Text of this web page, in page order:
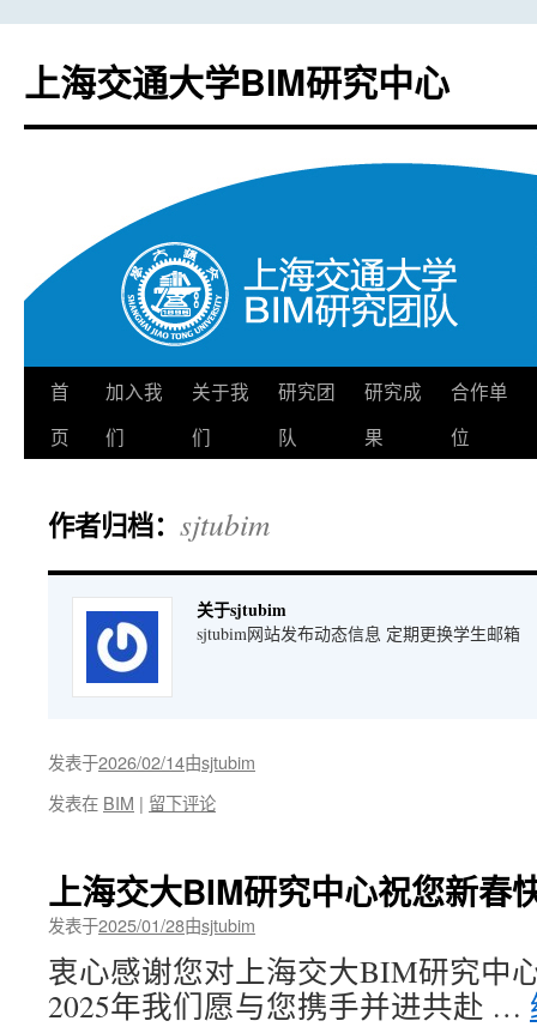
上海交通大学BIM研究中心
跳
至
文
首
页
加入我
们
关于我
们
研究团
队
研究成
果
合作单
位
作者归档： sjtubim
关于sjtubim
sjtubim网站发布动态信息 定期更换学生邮箱
发表于2026/02/14由sjtubim
发表在 BIM | 留下评论
上海交大BIM研究中心祝您新春
发表于2025/01/28由sjtubim
衷心感谢您对上海交大BIM研究中
2025年我们愿与您携手并进共赴 …